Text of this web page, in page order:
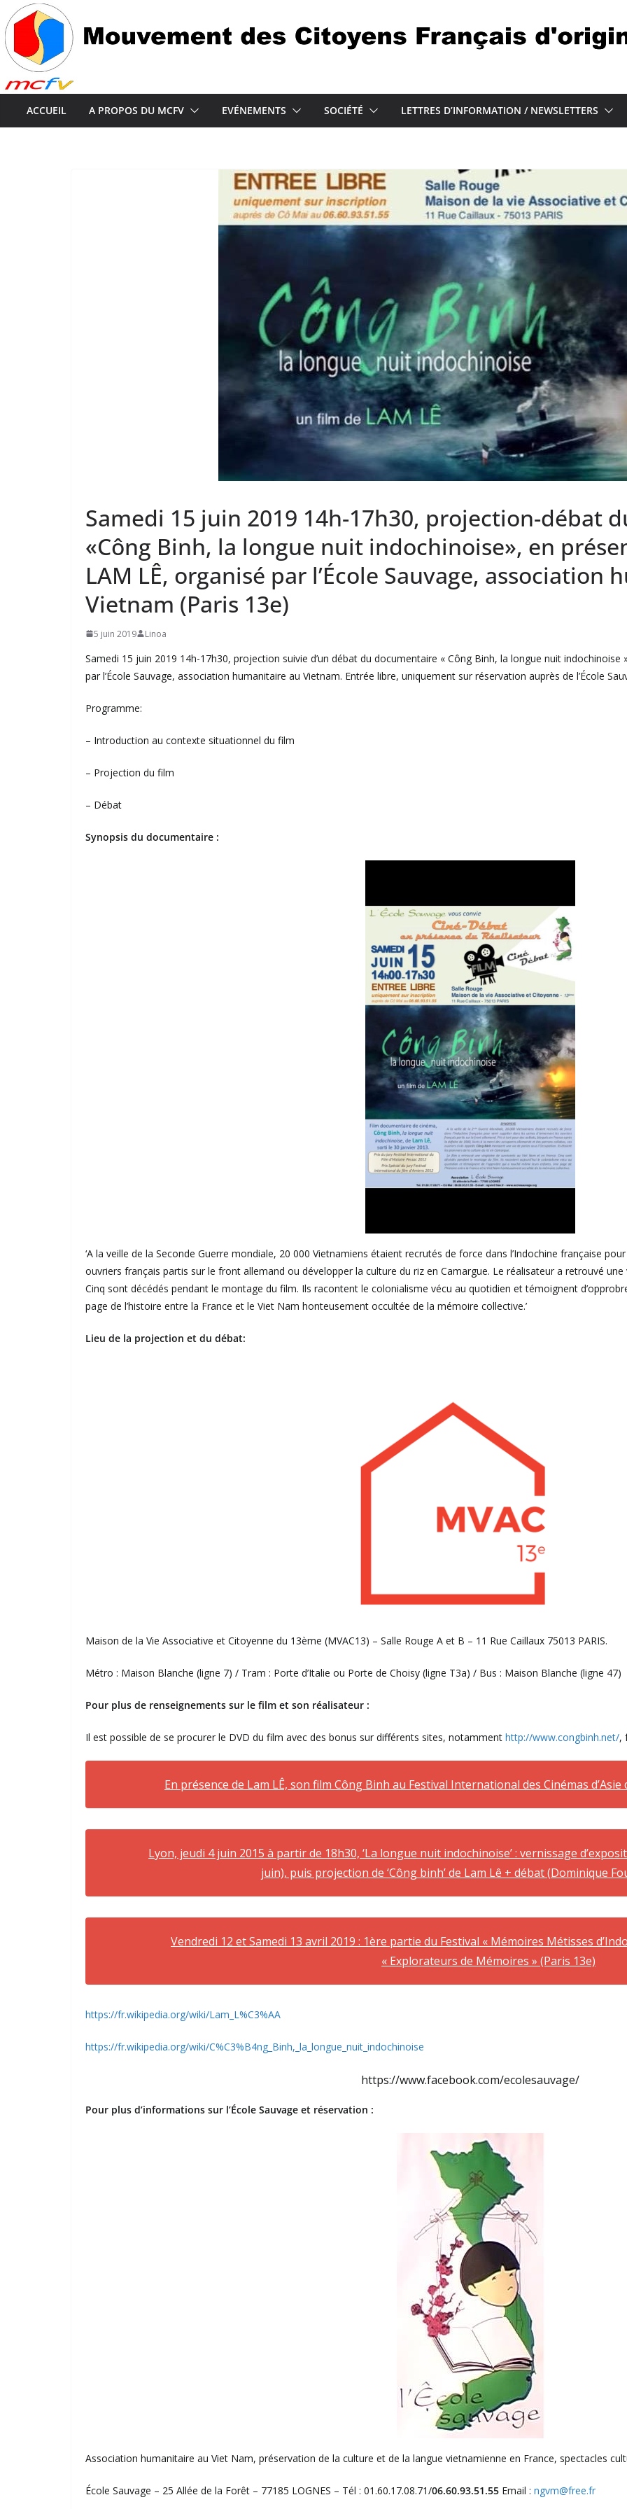
Passer
au
contenu
ACCUEIL A PROPOS DU MCFV EVÉNEMENTS SOCIÉTÉ LETTRES D’INFORMATION / NEWSLETTERS
Samedi 15 juin 2019 14h-17h30, projection-débat
«Công Binh, la longue nuit indochinoise», en
LAM LÊ, organisé par l’École Sauvage, association
Vietnam (Paris 13e)
5 juin 2019 Linoa
Samedi 15 juin 2019 14h-17h30, projection suivie d’un débat du documentaire « Công Binh, la longue nuit indochinoise
par l’École Sauvage, association humanitaire au Vietnam. Entrée libre, uniquement sur réservation auprès de l’École
Programme:
– Introduction au contexte situationnel du film
– Projection du film
– Débat
Synopsis du documentaire :
‘A la veille de la Seconde Guerre mondiale, 20 000 Vietnamiens étaient recrutés de force dans l’Indochine française
ouvriers français partis sur le front allemand ou développer la culture du riz en Camargue. Le réalisateur a retrouvé
Cinq sont décédés pendant le montage du film. Ils racontent le colonialisme vécu au quotidien et témoignent
page de l’histoire entre la France et le Viet Nam honteusement occultée de la mémoire collective.’
Lieu de la projection et du débat:
Maison de la Vie Associative et Citoyenne du 13ème (MVAC13) – Salle Rouge A et B – 11 Rue Caillaux 75013 PARIS.
Métro : Maison Blanche (ligne 7) / Tram : Porte d’Italie ou Porte de Choisy (ligne T3a) / Bus : Maison Blanche (ligne 47)
Pour plus de renseignements sur le film et son réalisateur :
Il est possible de se procurer le DVD du film avec des bonus sur différents sites, notamment http://www.congbinh.net/,
En présence de Lam LÊ, son film Công Binh au Festival International des Cinémas
Lyon, jeudi 4 juin 2015 à partir de 18h30, ‘La longue nuit indochinoise’ : vernissage
juin), puis projection de ‘Công binh’ de Lam Lê + débat (Dominique
Vendredi 12 et Samedi 13 avril 2019 : 1ère partie du Festival « Mémoires Métisses
« Explorateurs de Mémoires » (Paris 13e)
https://fr.wikipedia.org/wiki/Lam_L%C3%AA
https://fr.wikipedia.org/wiki/C%C3%B4ng_Binh,_la_longue_nuit_indochinoise
https://www.facebook.com/ecolesauvage/
Pour plus d’informations sur l’École Sauvage et réservation :
Association humanitaire au Viet Nam, préservation de la culture et de la langue vietnamienne en France, spectacles
École Sauvage – 25 Allée de la Forêt – 77185 LOGNES – Tél : 01.60.17.08.71/06.60.93.51.55 Email : ngvm@free.fr